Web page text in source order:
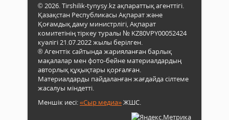
© 2026. Tirshilik-tynysy.kz ақпараттық агенттігі.
Қазақстан Республикасы Ақпарат және
Қоғамдық даму министрлігі, Ақпарат
комитетінің тіркеу туралы № KZ80VPY00052424
куәлігі 21.07.2022 жылы берілген.
® Агенттік сайтында жарияланған барлық
мақалалар мен фото-бейне материалдардың
авторлық құқықтары қорғалған.
Материалдарды пайдаланған жағдайда сілтеме
жасалуы міндетті.
Меншік иесі:«Сыр медиа»ЖШС.